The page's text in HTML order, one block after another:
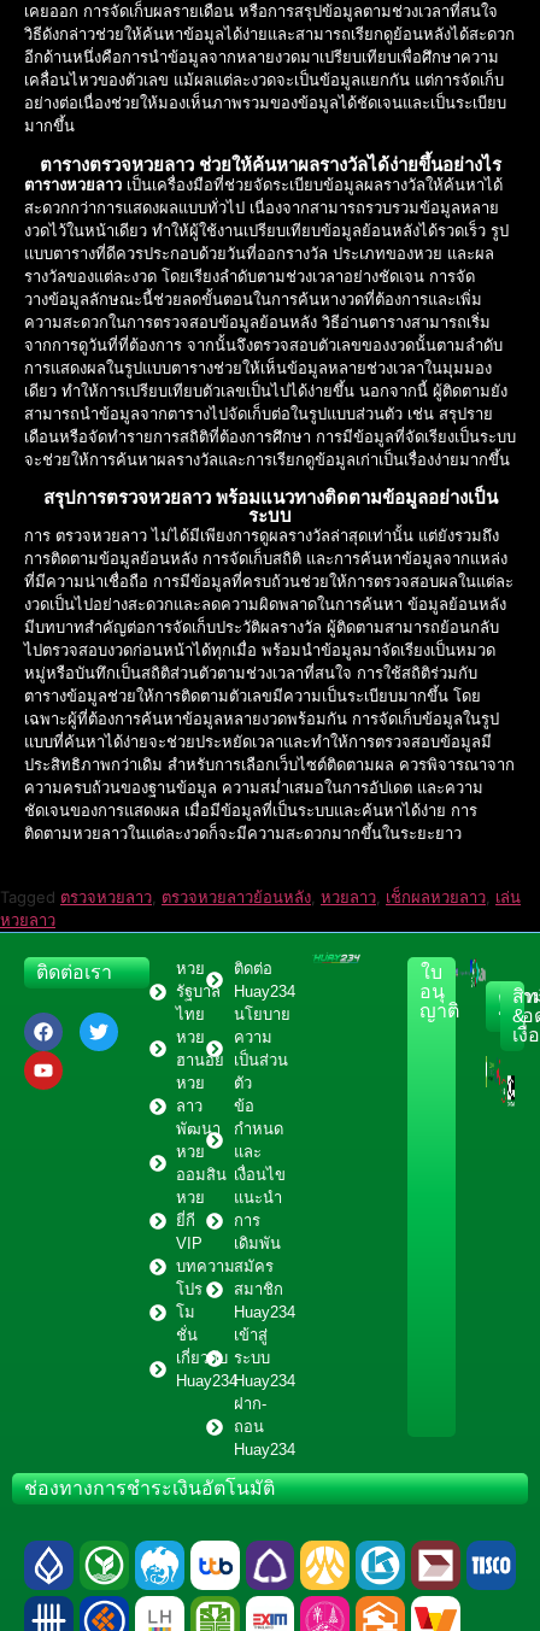
เคยออก การจัดเก็บผลรายเดือน หรือการสรุปข้อมูลตามช่วงเวลาที่สนใจ
วิธีดังกล่าวช่วยให้ค้นหาข้อมูลได้ง่ายและสามารถเรียกดูย้อนหลังได้สะดวก
อีกด้านหนึ่งคือการนำข้อมูลจากหลายงวดมาเปรียบเทียบเพื่อศึกษาความ
เคลื่อนไหวของตัวเลข แม้ผลแต่ละงวดจะเป็นข้อมูลแยกกัน แต่การจัดเก็บ
อย่างต่อเนื่องช่วยให้มองเห็นภาพรวมของข้อมูลได้ชัดเจนและเป็นระเบียบ
มากขึ้น
ตารางตรวจหวยลาว ช่วยให้ค้นหาผลรางวัลได้ง่ายขึ้นอย่างไร
ตารางหวยลาว เป็นเครื่องมือที่ช่วยจัดระเบียบข้อมูลผลรางวัลให้ค้นหาได้
สะดวกกว่าการแสดงผลแบบทั่วไป เนื่องจากสามารถรวบรวมข้อมูลหลาย
งวดไว้ในหน้าเดียว ทำให้ผู้ใช้งานเปรียบเทียบข้อมูลย้อนหลังได้รวดเร็ว รูป
แบบตารางที่ดีควรประกอบด้วยวันที่ออกรางวัล ประเภทของหวย และผล
รางวัลของแต่ละงวด โดยเรียงลำดับตามช่วงเวลาอย่างชัดเจน การจัด
วางข้อมูลลักษณะนี้ช่วยลดขั้นตอนในการค้นหางวดที่ต้องการและเพิ่ม
ความสะดวกในการตรวจสอบข้อมูลย้อนหลัง วิธีอ่านตารางสามารถเริ่ม
จากการดูวันที่ที่ต้องการ จากนั้นจึงตรวจสอบตัวเลขของงวดนั้นตามลำดับ
การแสดงผลในรูปแบบตารางช่วยให้เห็นข้อมูลหลายช่วงเวลาในมุมมอง
เดียว ทำให้การเปรียบเทียบตัวเลขเป็นไปได้ง่ายขึ้น นอกจากนี้ ผู้ติดตามยัง
สามารถนำข้อมูลจากตารางไปจัดเก็บต่อในรูปแบบส่วนตัว เช่น สรุปราย
เดือนหรือจัดทำรายการสถิติที่ต้องการศึกษา การมีข้อมูลที่จัดเรียงเป็นระบบ
จะช่วยให้การค้นหาผลรางวัลและการเรียกดูข้อมูลเก่าเป็นเรื่องง่ายมากขึ้น
สรุปการตรวจหวยลาว พร้อมแนวทางติดตามข้อมูลอย่างเป็น
ระบบ
การ ตรวจหวยลาว ไม่ได้มีเพียงการดูผลรางวัลล่าสุดเท่านั้น แต่ยังรวมถึง
การติดตามข้อมูลย้อนหลัง การจัดเก็บสถิติ และการค้นหาข้อมูลจากแหล่ง
ที่มีความน่าเชื่อถือ การมีข้อมูลที่ครบถ้วนช่วยให้การตรวจสอบผลในแต่ละ
งวดเป็นไปอย่างสะดวกและลดความผิดพลาดในการค้นหา ข้อมูลย้อนหลัง
มีบทบาทสำคัญต่อการจัดเก็บประวัติผลรางวัล ผู้ติดตามสามารถย้อนกลับ
ไปตรวจสอบงวดก่อนหน้าได้ทุกเมื่อ พร้อมนำข้อมูลมาจัดเรียงเป็นหมวด
หมู่หรือบันทึกเป็นสถิติส่วนตัวตามช่วงเวลาที่สนใจ การใช้สถิติร่วมกับ
ตารางข้อมูลช่วยให้การติดตามตัวเลขมีความเป็นระเบียบมากขึ้น โดย
เฉพาะผู้ที่ต้องการค้นหาข้อมูลหลายงวดพร้อมกัน การจัดเก็บข้อมูลในรูป
แบบที่ค้นหาได้ง่ายจะช่วยประหยัดเวลาและทำให้การตรวจสอบข้อมูลมี
ประสิทธิภาพกว่าเดิม สำหรับการเลือกเว็บไซต์ติดตามผล ควรพิจารณาจาก
ความครบถ้วนของฐานข้อมูล ความสม่ำเสมอในการอัปเดต และความ
ชัดเจนของการแสดงผล เมื่อมีข้อมูลที่เป็นระบบและค้นหาได้ง่าย การ
ติดตามหวยลาวในแต่ละงวดก็จะมีความสะดวกมากขึ้นในระยะยาว
Tagged ตรวจหวยลาว, ตรวจหวยลาวย้อนหลัง, หวยลาว, เช็กผลหวยลาว, เล่น
หวยลาว
ใบ
อนุ
ญาติ
ควา
ปลอ
สิ
&
เงื่
หวย
รัฐบาล
ไทย
หวย
ฮานอย
หวย
ลาว
พัฒนา
หวย
ออมสิน
หวย
ยี่กี
VIP
บทความ
โปร
โม
ชั่น
เกี่ยวกับ
Huay234
ติดต่อ
Huay234
นโยบาย
ความ
เป็นส่วน
ตัว
ข้อ
กำหนด
และ
เงื่อนไข
แนะนำ
การ
เดิมพัน
สมัคร
สมาชิก
Huay234
เข้าสู่
ระบบ
Huay234
ฝาก-
ถอน
Huay234
ติดต่อเรา
ช่องทางการชำระเงินอัตโนมัติ